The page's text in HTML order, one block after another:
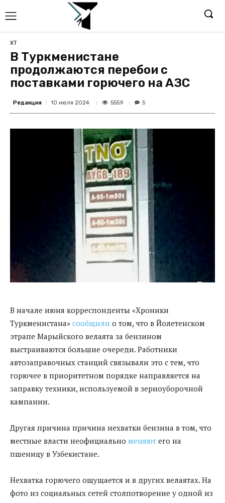
ХТ
В Туркменистане
продолжаются перебои с
поставками горючего на АЗС
Редакция 10 июля 2024 5559 5
В начале июня корреспонденты «Хроники
Туркменистана» сообщили о том, что в Йолетенском
этрапе Марыйского велаята за бензином
выстраиваются большие очереди. Работники
автозаправочных станций связывали это с тем, что
горючее в приоритетном порядке направляется на
заправку техники, используемой в зерноуборочной
кампании.
Другая причина причина нехватки бензина в том, что
местные власти неофициально меняют его на
пшеницу в Узбекистане.
Нехватка горючего ощущается и в других велаятах. На
фото из социальных сетей столпотворение у одной из